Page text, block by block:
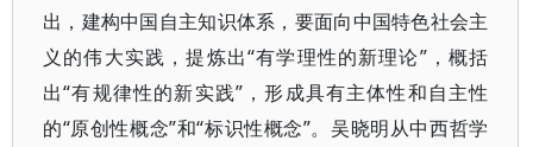
出，建构中国自主知识体系，要面向中国特色社会主
义的伟大实践，提炼出“有学理性的新理论”，概括
出“有规律性的新实践”，形成具有主体性和自主性
的“原创性概念”和“标识性概念”。吴晓明从中西哲学